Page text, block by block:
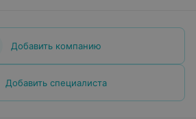
Добавить компанию
Добавить специалиста